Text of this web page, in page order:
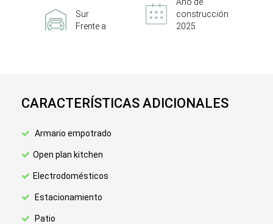
Sur
Frente a
construcción
2025
CARACTERÍSTICAS ADICIONALES
Armario empotrado
Open plan kitchen
Electrodomésticos
Estacionamiento
Patio